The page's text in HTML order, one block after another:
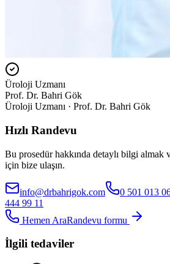
Üroloji Uzmanı
Prof. Dr. Bahri Gök
Üroloji Uzmanı · Prof. Dr. Bahri Gök
Hızlı Randevu
Bu prosedür hakkında detaylı bilgi almak
için bize ulaşın.
info@drbahrigok.com 0 501 013
444 99 11
Hemen AraRandevu formu
İlgili tedaviler